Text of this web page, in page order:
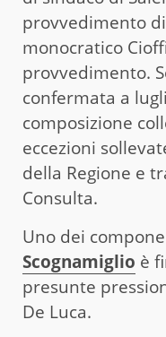
provvedimento
monocratico
provvedimento.
confermata a
composizione
eccezioni
della Regione e
Consulta.
Uno dei
Scognamiglio è
presunte
De Luca.